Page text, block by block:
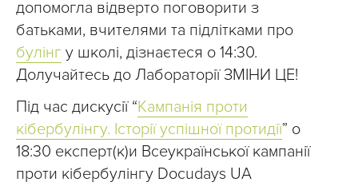
допомогла відверто поговорити з
батьками, вчителями та підлітками про
булінг у школі, дізнаєтеся о 14:30.
Долучайтесь до Лабораторії ЗМІНИ ЦЕ!
Під час дискусії “Кампанія проти
кібербулінгу. Історії успішної протидії” о
18:30 експерт(к)и Всеукраїнської кампанії
проти кібербулінгу Docudays UA